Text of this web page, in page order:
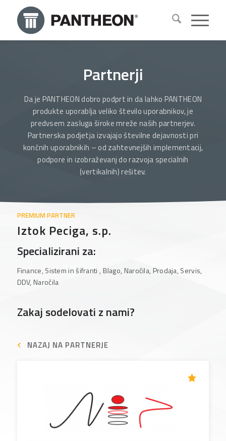
Partnerji
Da je PANTHEON dobro podprt in da lahko PANTHEON
produkte uporablja veliko število uporabnikov, je
predvsem zasluga široke mreže naših partnerjev.
Partnerska podjetja izvajajo številne dejavnosti pri
končnih uporabnikih – od zahtevnejših implementacij,
podpore in izobraževanj do razvoja specialnih
(vertikalnih) rešitev.
PREMIUM PARTNER
Iztok Peciga, s.p.
Specializirani za:
Finance, Sistem in šifranti , Blago, Naročila, Prodaja, Servis,
DDV, Naročila
Zakaj sodelovati z nami?
NAZAJ NA PARTNERJE